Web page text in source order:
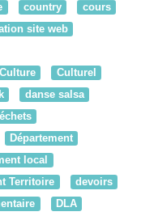
country
cours
site web
Culture
Culturel
danse salsa
Département
local
Territoire
devoirs
DLA